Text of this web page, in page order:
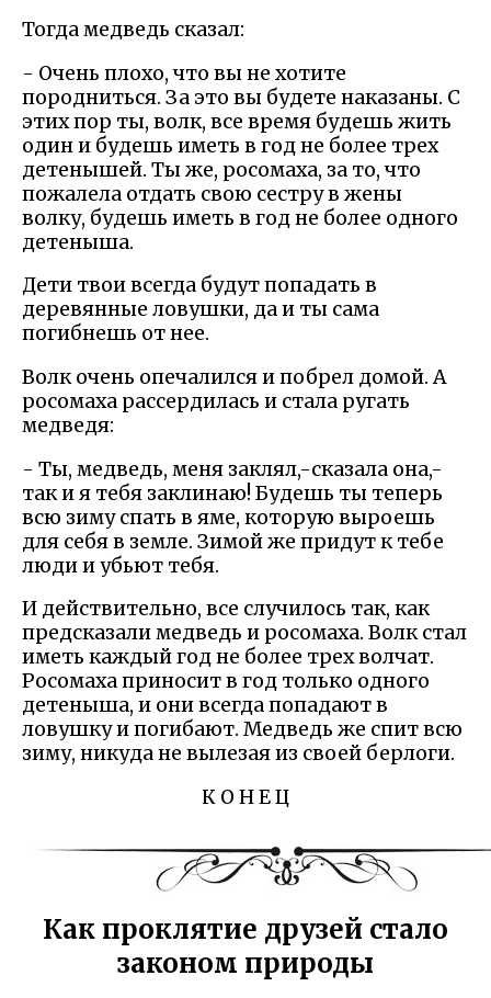
Тогда медведь сказал:
- Очень плохо, что вы не хотите
породниться. За это вы будете наказаны. С
этих пор ты, волк, все время будешь жить
один и будешь иметь в год не более трех
детенышей. Ты же, росомаха, за то, что
пожалела отдать свою сестру в жены
волку, будешь иметь в год не более одного
детеныша.
Дети твои всегда будут попадать в
деревянные ловушки, да и ты сама
погибнешь от нее.
Волк очень опечалился и побрел домой. А
росомаха рассердилась и стала ругать
медведя:
- Ты, медведь, меня заклял,-сказала она,-
так и я тебя заклинаю! Будешь ты теперь
всю зиму спать в яме, которую выроешь
для себя в земле. Зимой же придут к тебе
люди и убьют тебя.
И действительно, все случилось так, как
предсказали медведь и росомаха. Волк стал
иметь каждый год не более трех волчат.
Росомаха приносит в год только одного
детеныша, и они всегда попадают в
ловушку и погибают. Медведь же спит всю
зиму, никуда не вылезая из своей берлоги.
К О Н Е Ц
Как проклятие друзей стало
законом природы